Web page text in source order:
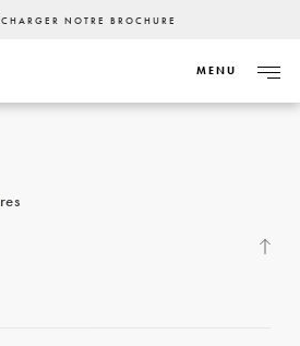
NOTRE BROCHURE
MENU